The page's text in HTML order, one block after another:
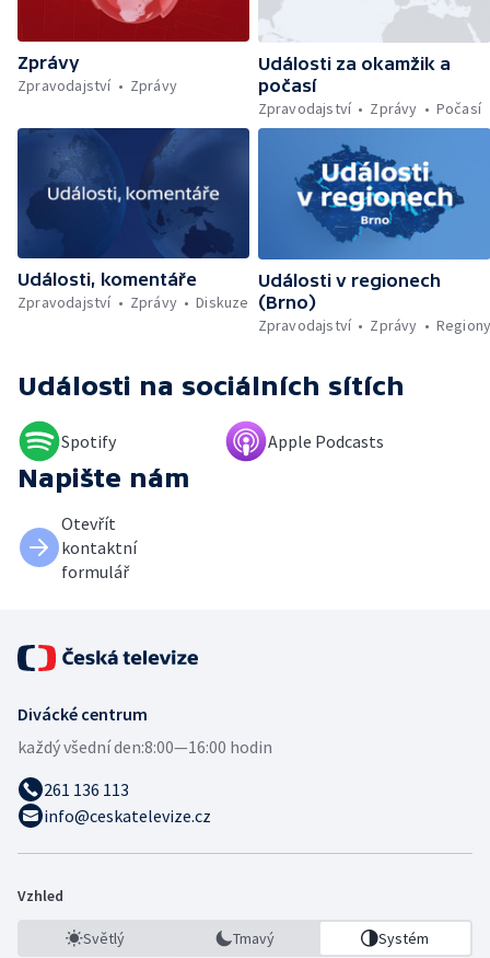
památek — Brasil Fest v Brně
Zprávy
Zpravodajství
Zprávy
Události za okamžik a
počasí
Zpravodajství
Zprávy Počasí
Události, komentáře
Zpravodajství
Zprávy Diskuze
Události v regionech
(Brno)
Zpravodajství
Zprávy
Události na sociálních sítích
Spotify Apple Podcasts
Napište nám
Otevřít
kontaktní
formulář
Divácké centrum
každý všední den:8:00—16:00 hodin
261 136 113
info@ceskatelevize.cz
Vzhled
Světlý Tmavý Systém